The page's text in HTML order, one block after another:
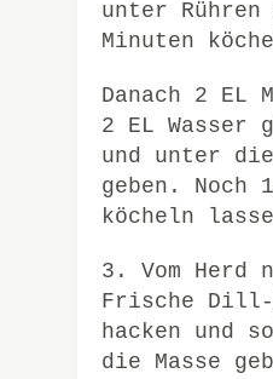
unter Rühren
Minuten
Danach 2 EL
2 EL
und unter die
geben. Noch
köcheln
3. Vom Herd
Frische Dill-
hacken und
die Masse